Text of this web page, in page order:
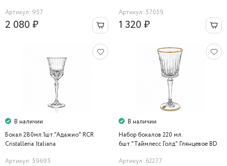
Артикул: 957
2 080 ₽
Артикул: 57059
1 320 ₽
В наличии
Бокал 280мл.1шт."Адажио" RCR
Cristalleria Italiana
Артикул: 59695
В наличии
Набор бокалов 220 мл.
6шт."Таймлесс Голд" Глянцевое BD
Артикул: 62277